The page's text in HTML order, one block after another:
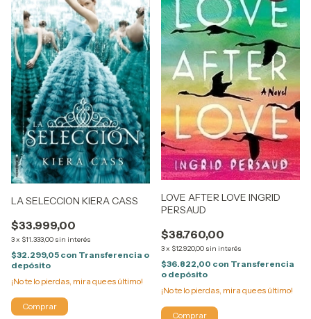
LA SELECCION KIERA CASS
$33.999,00
3x $11.333,00 sin interés
$32.299,05 con Transferencia o
depósito
¡No te lo pierdas, mira que es último!
LOVE AFTER LOVE INGRID
PERSAUD
$38.760,00
3x $12.920,00 sin interés
$36.822,00 con Transferencia
o depósito
¡No te lo pierdas, mira que es último!